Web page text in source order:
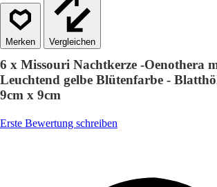
Vergleichen
6 x Missouri Nachtkerze -Oenothera
Leuchtend gelbe Blütenfarbe -
9cm x 9cm
Erste Bewertung schreiben